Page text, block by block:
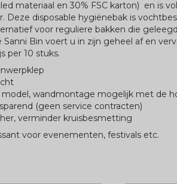
materiaal en 30% FSC karton) en is
Deze disposable hygiënebak is
voor reguliere bakken die
Sanni Bin voert u in zijn geheel af en
per 10 stuks.
model, wandmontage mogelijk met de
(geen service contracten)
verminder kruisbesmetting
voor evenementen, festivals etc.